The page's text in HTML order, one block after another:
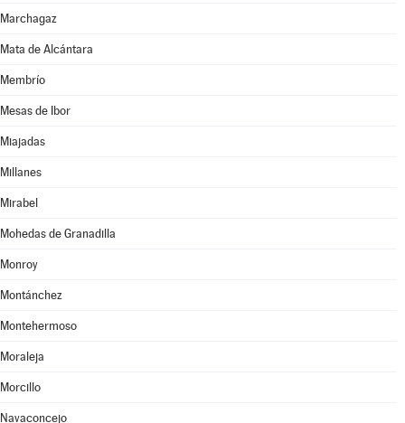
Marchagaz
Mata de Alcántara
Membrío
Mesas de Ibor
Miajadas
Millanes
Mirabel
Mohedas de Granadilla
Monroy
Montánchez
Montehermoso
Moraleja
Morcillo
Navaconcejo